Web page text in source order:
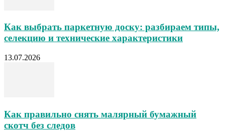
Как выбрать паркетную доску: разбираем типы,
селекцию и технические характеристики
13.07.2026
Как правильно снять малярный бумажный
скотч без следов